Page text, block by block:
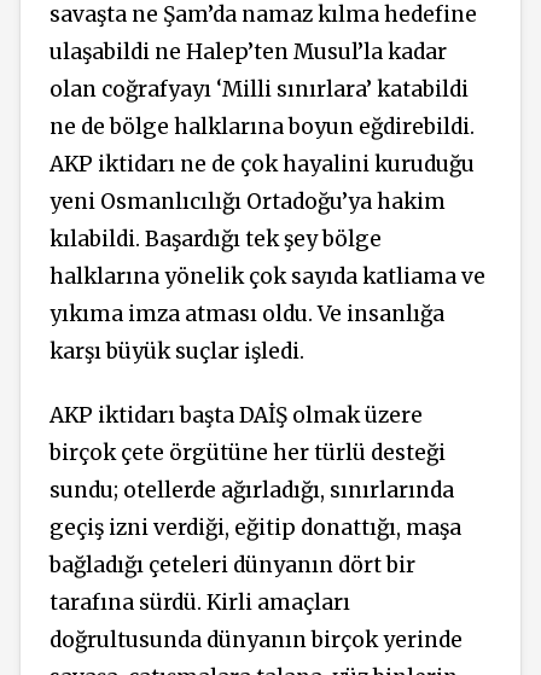
savaşta ne Şam’da namaz kılma hedefine
ulaşabildi ne Halep’ten Musul’la kadar
olan coğrafyayı ‘Milli sınırlara’ katabildi
ne de bölge halklarına boyun eğdirebildi.
AKP iktidarı ne de çok hayalini kuruduğu
yeni Osmanlıcılığı Ortadoğu’ya hakim
kılabildi. Başardığı tek şey bölge
halklarına yönelik çok sayıda katliama ve
yıkıma imza atması oldu. Ve insanlığa
karşı büyük suçlar işledi.
AKP iktidarı başta DAİŞ olmak üzere
birçok çete örgütüne her türlü desteği
sundu; otellerde ağırladığı, sınırlarında
geçiş izni verdiği, eğitip donattığı, maşa
bağladığı çeteleri dünyanın dört bir
tarafına sürdü. Kirli amaçları
doğrultusunda dünyanın birçok yerinde